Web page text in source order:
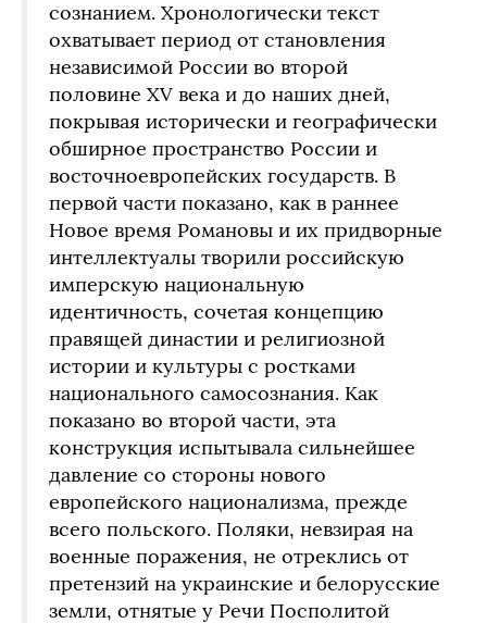
сознанием. Хронологически текст
охватывает период от становления
независимой России во второй
половине XV века и до наших дней,
покрывая исторически и географически
обширное пространство России и
восточноевропейских государств. В
первой части показано, как в раннее
Новое время Романовы и их придворные
интеллектуалы творили российскую
имперскую национальную
идентичность, сочетая концепцию
правящей династии и религиозной
истории и культуры с ростками
национального самосознания. Как
показано во второй части, эта
конструкция испытывала сильнейшее
давление со стороны нового
европейского национализма, прежде
всего польского. Поляки, невзирая на
военные поражения, не отреклись от
претензий на украинские и белорусские
земли, отнятые у Речи Посполитой